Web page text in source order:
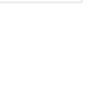
Mn (E5):
6,5%.